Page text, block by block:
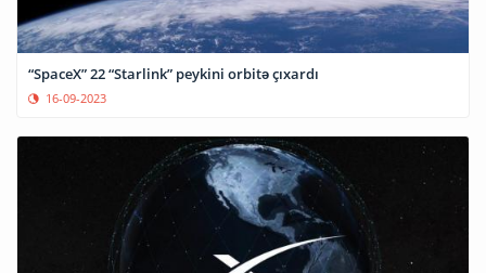
“SpaceX” 22 “Starlink” peykini orbitə çıxardı
16-09-2023